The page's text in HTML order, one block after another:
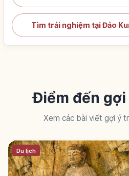
Tìm trải nghiệm tại Đảo
Điểm đến gợi
Xem các bài viết gợi ý
Du lịch